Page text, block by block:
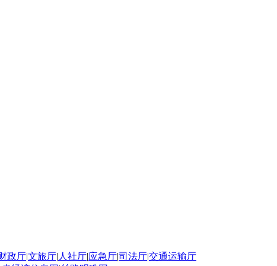
政厅|文旅厅| 人社厅|应急厅|司法厅|交通运输厅